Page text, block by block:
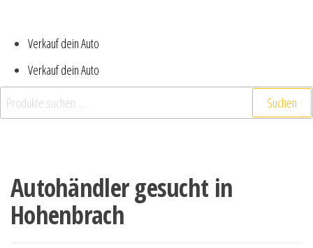
Verkauf dein Auto
Verkauf dein Auto
Suchen
Autohändler gesucht in
Hohenbrach